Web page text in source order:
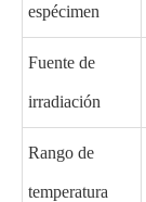
espécimen
Fuente de
irradiación
Rango de
temperatura